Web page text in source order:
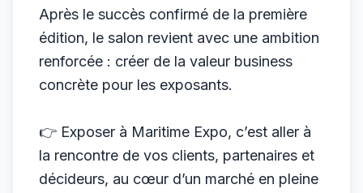
Après le succès confirmé de la première
édition, le salon revient avec une ambition
renforcée : créer de la valeur business
concrète pour les exposants.
👉 Exposer à Maritime Expo, c’est aller à
la rencontre de vos clients, partenaires et
décideurs, au cœur d’un marché en pleine